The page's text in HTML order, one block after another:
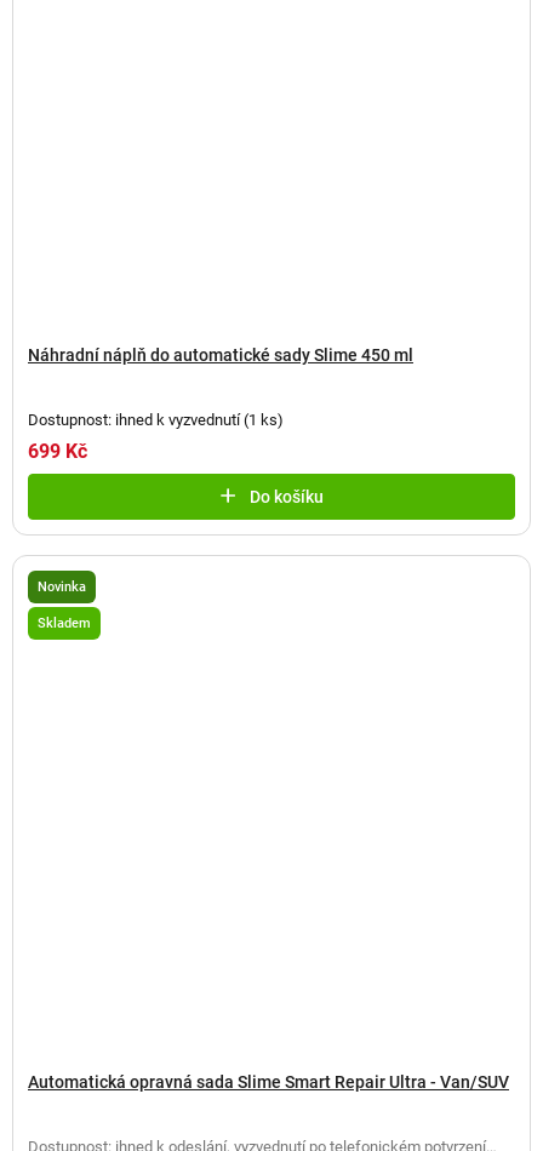
Náhradní náplň do automatické sady Slime 450 ml
Dostupnost: ihned k vyzvednutí(1 ks)
699 Kč
Do košíku
Novinka
Skladem
Automatická opravná sada Slime Smart Repair Ultra - Van/SUV
Dostupnost: ihned k odeslání, vyzvednutí po telefonickém potvrzení